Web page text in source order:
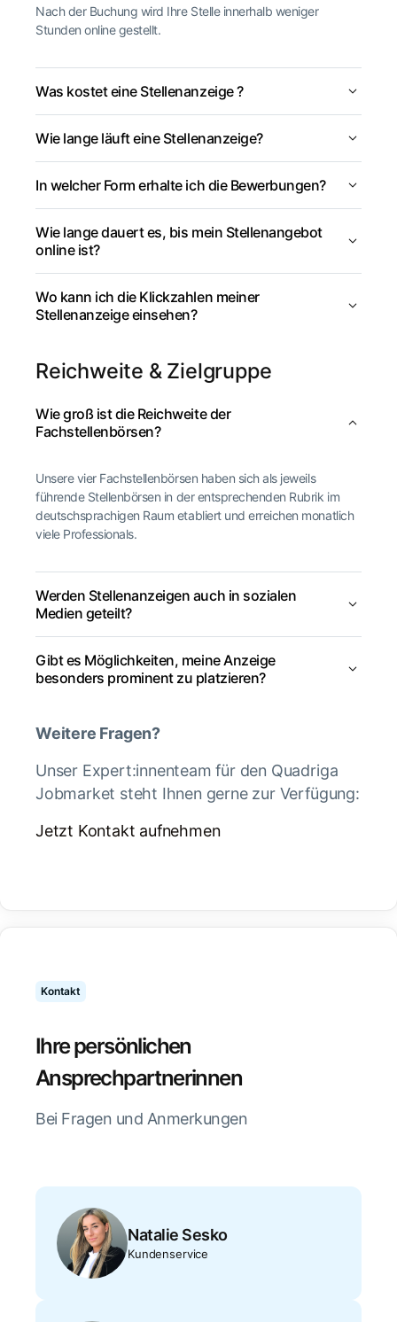
Nach der Buchung wird Ihre Stelle innerhalb weniger
Stunden online gestellt.
Was kostet eine Stellenanzeige ?
Wie lange läuft eine Stellenanzeige?
In welcher Form erhalte ich die Bewerbungen?
Wie lange dauert es, bis mein Stellenangebot
online ist?
Wo kann ich die Klickzahlen meiner
Stellenanzeige einsehen?
Reichweite & Zielgruppe
Wie groß ist die Reichweite der
Fachstellenbörsen?
Unsere vier Fachstellenbörsen haben sich als jeweils
führende Stellenbörsen in der entsprechenden Rubrik im
deutschsprachigen Raum etabliert und erreichen monatlich
viele Professionals.
Werden Stellenanzeigen auch in sozialen
Medien geteilt?
Gibt es Möglichkeiten, meine Anzeige
besonders prominent zu platzieren?
Weitere Fragen?
Unser Expert:innenteam für den Quadriga
Jobmarket steht Ihnen gerne zur Verfügung:
Jetzt Kontakt aufnehmen
Kontakt
Ihre persönlichen
Ansprechpartnerinnen
Bei Fragen und Anmerkungen
Natalie Sesko
Kundenservice